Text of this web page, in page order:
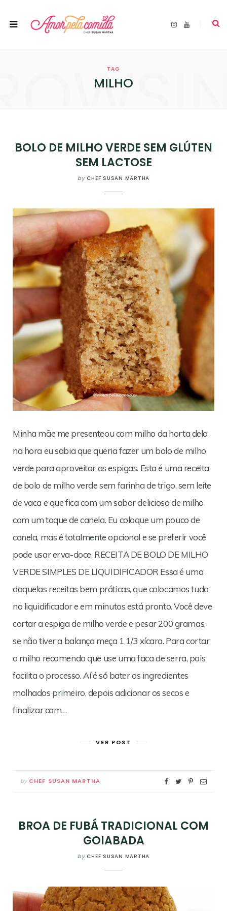
I
Y
TAG
MILHO
BOLO DE MILHO VERDE SEM GLÚTEN
SEM LACTOSE
by CHEF SUSAN MARTHA
Minha mãe me presenteou com milho da horta dela
na hora eu sabia que queria fazer um bolo de milho
verde para aproveitar as espigas. Esta é uma receita
de bolo de milho verde sem farinha de trigo, sem leite
de vaca e que fica com um sabor delicioso de milho
com um toque de canela. Eu coloque um pouco de
canela, mas é totalmente opcional e se preferir você
pode usar erva-doce. RECEITA DE BOLO DE MILHO
VERDE SIMPLES DE LIQUIDIFICADOR Essa é uma
daquelas receitas bem práticas, que colocamos tudo
no liquidificador e em minutos está pronto. Você deve
cortar a espiga de milho verde e pesar 200 gramas,
se não tiver a balança meça 1 1/3 xícara. Para cortar
o milho recomendo que use uma faca de serra, pois
facilita o processo. Aí é só bater os ingredientes
molhados primeiro, depois adicionar os secos e
finalizar com…
VER POST
By CHEF SUSAN MARTHA
BROA DE FUBÁ TRADICIONAL COM
GOIABADA
by CHEF SUSAN MARTHA